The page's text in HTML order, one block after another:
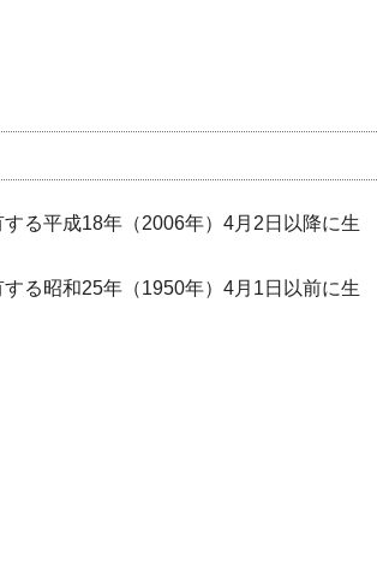
する平成18年（2006年）4月2日以降に生
する昭和25年（1950年）4月1日以前に生